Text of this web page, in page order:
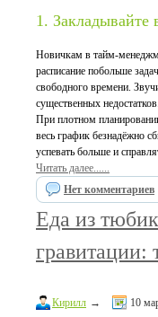
1. Закладывайте
Новичкам в тайм-
расписание побольше
свободного времени.
существенных
При плотном
весь график безнадёжно
успевать больше и
Читать далее......
Нет комментариев
Еда из
Кирилл → 10